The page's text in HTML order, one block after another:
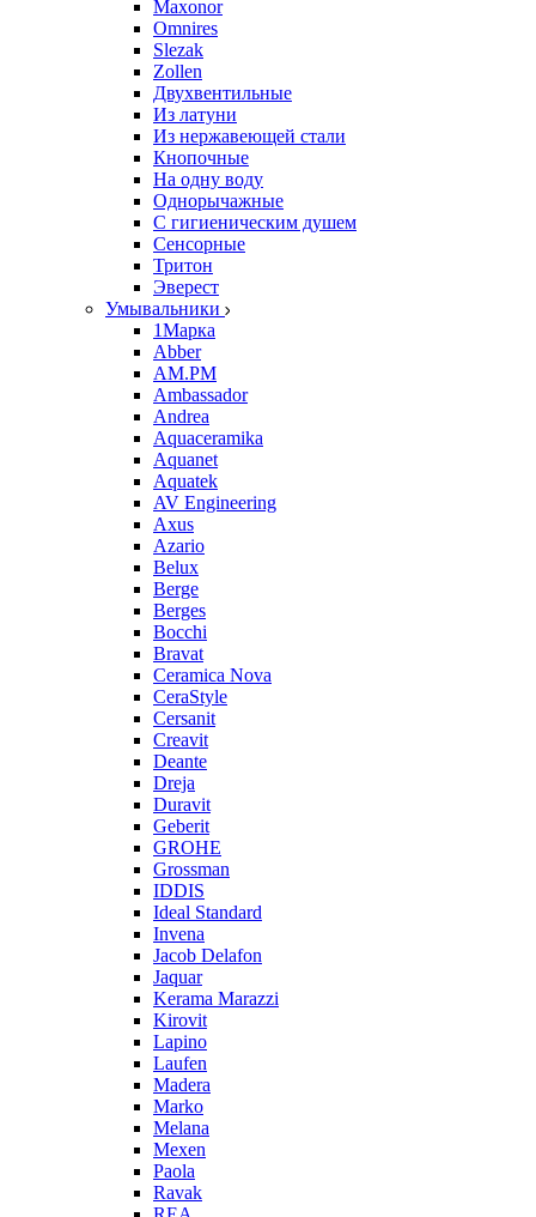
Maxonor
Omnires
Slezak
Zollen
Двухвентильные
Из латуни
Из нержавеющей стали
Кнопочные
На одну воду
Однорычажные
С гигиеническим душем
Сенсорные
Тритон
Эверест
Умывальники
1Марка
Abber
AM.PM
Ambassador
Andrea
Aquaceramika
Aquanet
Aquatek
AV Engineering
Axus
Azario
Belux
Berge
Berges
Bocchi
Bravat
Ceramica Nova
CeraStyle
Cersanit
Creavit
Deante
Dreja
Duravit
Geberit
GROHE
Grossman
IDDIS
Ideal Standard
Invena
Jacob Delafon
Jaquar
Kerama Marazzi
Kirovit
Lapino
Laufen
Madera
Marko
Melana
Mexen
Paola
Ravak